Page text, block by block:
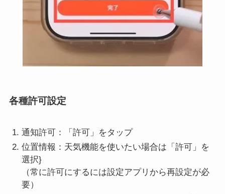
各種許可設定
通知許可：「許可」をタップ
位置情報：天気機能を使いたい場合は「許可」を
選択}
（常に許可にするには設定アプリから再設定が必
要）